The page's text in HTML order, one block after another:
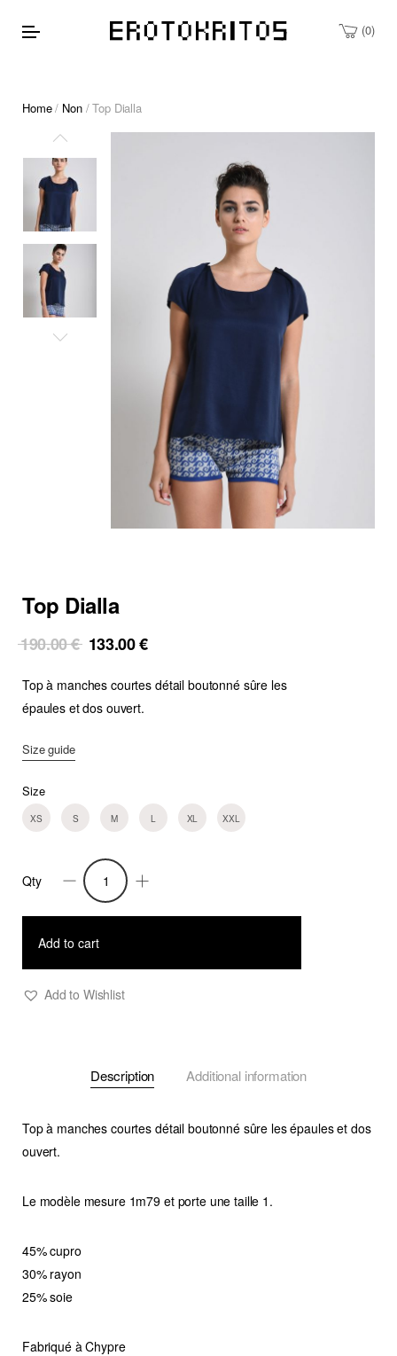
0
Home/ Non/ Top Dialla
Top Dialla
190.00€ Original
was:
190.00 €.
133.00€
is:
Top à manches courtes détail boutonné sûre les
épaules et dos ouvert.
Size guide
Size
XS S M L XL XXL
Top
Dialla
quantity
Qty
Add to cart
Add to Wishlist
Description Additional information
Top à manches courtes détail boutonné sûre les épaules et dos
ouvert.
Le modèle mesure 1m79 et porte une taille 1.
45% cupro
30% rayon
25% soie
Fabriqué à Chypre